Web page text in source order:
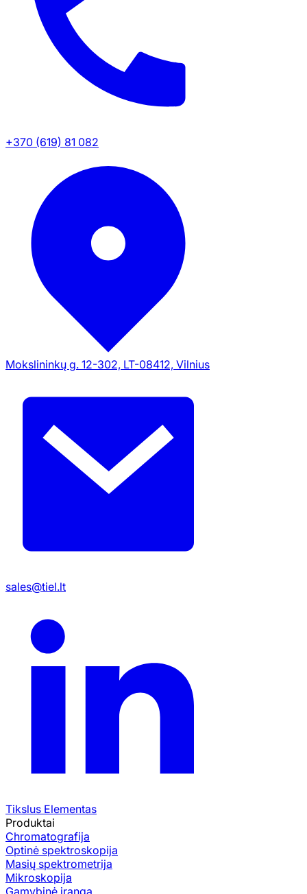
+370 (619) 81 082
Mokslininkų g. 12-302, LT-08412, Vilnius
sales@tiel.lt
Tikslus Elementas
Produktai
Chromatografija
Optinė spektroskopija
Masių spektrometrija
Mikroskopija
Gamybinė įranga